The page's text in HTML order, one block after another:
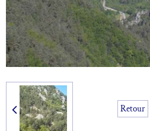
Retour